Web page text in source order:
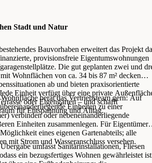
Stadt und Natur
Bauvorhaben erweitert das Projekt
provisionsfreie Eigentumswohnungen
Die gut geplanten zwei und
Wohnflächen von ca. 34 bis 87 m² decken
ab und bieten praxisorientierte
Einheit verfügt über eine private
oder Eigengarten – und schafft
für Entspannung und Alltag.
berät das Vertriebsteam gern: Auf
Einheiten zu einer
verbinden oder nebeneinanderliegende
Einheiten zusammenlegen. Für Eigentümer
eines eigenen Gartenabteils; alle
mit Strom und Wasseranschluss versehen.
umfasst Sanitärinstallationen, Fliesen
ein bezugsfertiges Wohnen gewährleistet